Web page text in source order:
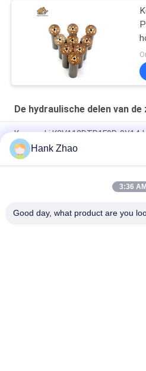
De hydraulische delen van
Kawasaki K3V112DTP1F9R-
zuiger hoofdpomp
Parker heavy-duty hogedruk
Hank Zhao
3:36 AM
Good day, what product are you